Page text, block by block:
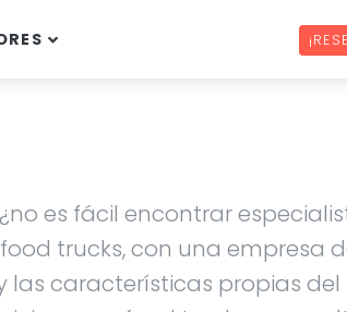
es fácil encontrar
trucks, con una empresa
características propias del